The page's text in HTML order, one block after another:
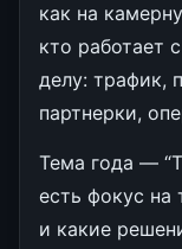
как на
кто работает
делу: трафик,
партнерки,
Тема года —
есть фокус на
и какие